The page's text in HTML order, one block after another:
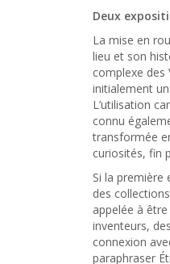
Deux
La mise en
lieu et son
complexe des
initialement
L’utilisation
connu
transformée
curiosités, fin
Si la première
des
appelée à
inventeurs,
connexion
paraphraser